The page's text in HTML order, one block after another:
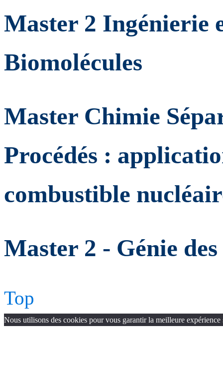
Master 2 Ingénierie
Biomolécules
Master Chimie
Procédés :
combustible
Master 2 - Génie
Top
Nous utilisons des cookies pour vous garantir la meilleure expérience